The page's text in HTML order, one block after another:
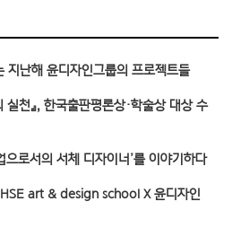
지난해 윤디자인그룹의 프로젝트들
실천』, 한국출판평론상·학술상 대상 수
으로서의 서체 디자이너’를 이야기하다
art & design school X 윤디자인